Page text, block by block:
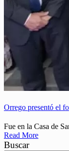
Orrego presentó el
Fue en la Casa de
Read More
Buscar